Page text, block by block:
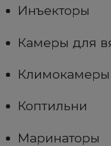
Инъекторы
Камеры для
Климокамеры
Коптильни
Маринаторы